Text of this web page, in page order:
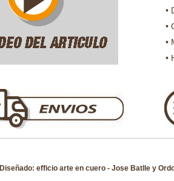
•
•
•
•
Diseñado: efficio arte en cuero - Jose Batlle y